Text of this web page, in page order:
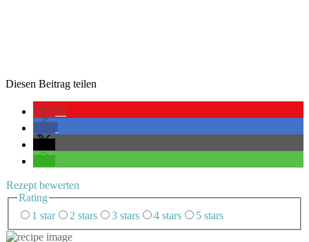
Die­sen Bei­trag teilen
Rezept bewer­ten
Rating
1 star
2 stars 3 stars 4 stars 5 stars